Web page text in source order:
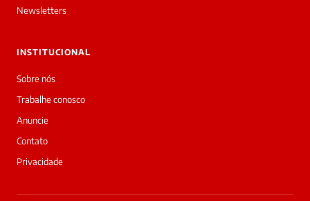
Prime.
Arthur
Esparano
de
Medeiros
acabou
cobrir
essa
matéria
e
Newsletters
INSTITUCIONAL
Sobre nós
Trabalhe conosco
Anuncie
Contato
Privacidade